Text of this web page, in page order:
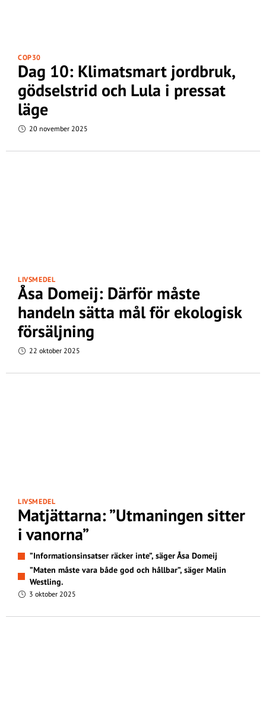
COP30
Dag 10: Klimatsmart jordbruk,
gödselstrid och Lula i pressat
läge
20 november 2025
LIVSMEDEL
Åsa Domeij: Därför måste
handeln sätta mål för ekologisk
försäljning
22 oktober 2025
LIVSMEDEL
Matjättarna: ”Utmaningen sitter
i vanorna”
”Informationsinsatser räcker inte”, säger Åsa Domeij
”Maten måste vara både god och hållbar”, säger Malin
Westling.
3 oktober 2025